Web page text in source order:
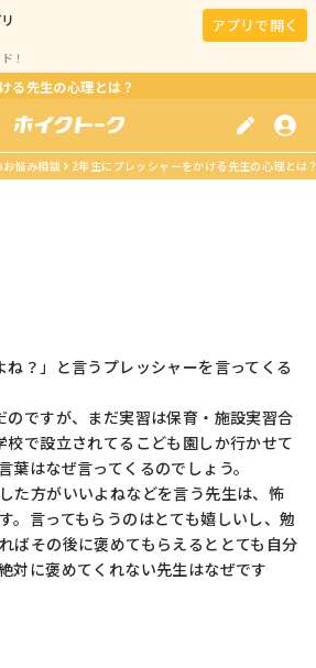
！
アプリで開く
る先生の心理とは？
お悩み相談 2年生にプレッシャーをかける先生の心理とは
ね？」と言うプレッシャーを言ってくる
のですが、まだ実習は保育・施設実習合
で設立されてるこども園しか行かせて
葉はなぜ言ってくるのでしょう。
た方がいいよねなどを言う先生は、怖
。言ってもらうのはとても嬉しいし、勉
ばその後に褒めてもらえるととても自分
対に褒めてくれない先生はなぜです